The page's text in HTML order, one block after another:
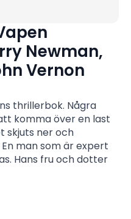
Newman,
Vernon
thrillerbok. Några
komma över en last
skjuts ner och
man som är expert
Hans fru och dotter
är ute efter hämnd.